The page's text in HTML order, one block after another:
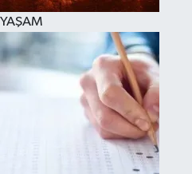
YAŞAM